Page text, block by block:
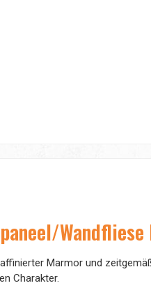
Marmor und
Charakter.